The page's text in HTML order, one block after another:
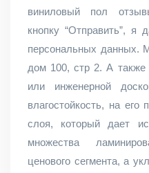
виниловый пол
кнопку “Отправить”, я
персональных данных.
дом 100, стр 2. А также
или инженерной
влагостойкость, на его
слоя, который дает
множества
ценового сегмента, а